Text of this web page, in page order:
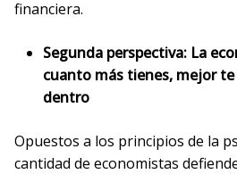
financiera.
Segunda perspectiva: La
cuanto más tienes, mejor
dentro
Opuestos a los principios de la
cantidad de economistas